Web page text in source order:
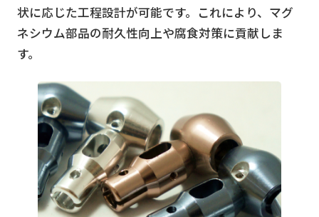
状に応じた工程設計が可能です。これにより、マグ
ネシウム部品の耐久性向上や腐食対策に貢献しま
す。